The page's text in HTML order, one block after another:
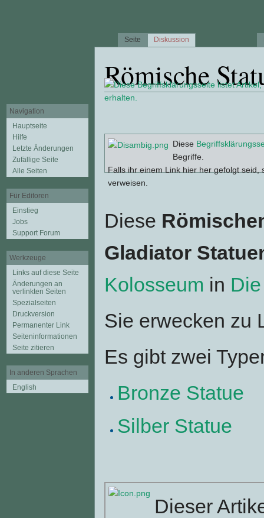
Römische
Wechseln zu:
Diese
Begriffe.
Falls ihr einem Link hier her gefolgt
verweisen.
Diese
Gladiator
Kolosseum in
Sie erwecken zu
Es gibt zwei
Bronze Statue
Silber Statue
Dieser
Seite Diskussion
Navigation
Hauptseite
Hilfe
Letzte Änderungen
Zufällige Seite
Alle Seiten
Für Editoren
Einstieg
Jobs
Support Forum
Werkzeuge
Links auf diese Seite
Änderungen an
verlinkten Seiten
Spezialseiten
Druckversion
Permanenter Link
Seiten­informationen
Seite zitieren
In anderen Sprachen
English